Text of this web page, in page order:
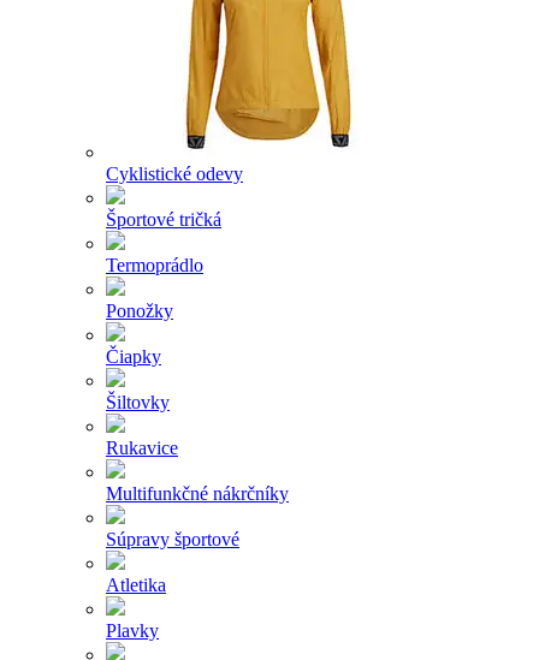
Cyklistické odevy
Športové tričká
Termoprádlo
Ponožky
Čiapky
Šiltovky
Rukavice
Multifunkčné nákrčníky
Súpravy športové
Atletika
Plavky